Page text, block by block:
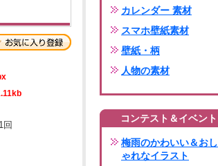
1回
カレンダー 素材
スマホ壁紙素材
壁紙・柄
人物の素材
コンテスト＆イベント
梅雨のかわいい＆おし
ゃれなイラスト